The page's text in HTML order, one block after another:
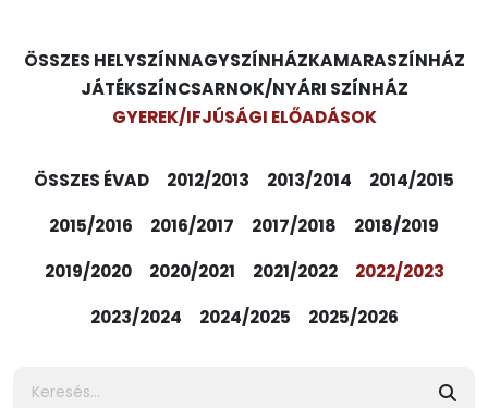
ÖSSZES HELYSZÍNNAGYSZÍNHÁZKAMARASZÍNHÁZ
JÁTÉKSZÍNCSARNOK/NYÁRI SZÍNHÁZ
GYEREK/IFJÚSÁGI ELŐADÁSOK
ÖSSZES ÉVAD 2012/2013 2013/2014
2014/2015
2015/2016
2016/2017 2017/2018
2018/2019
2019/2020
2020/2021 2021/2022
2022/2023
2023/2024
2024/2025 2025/2026